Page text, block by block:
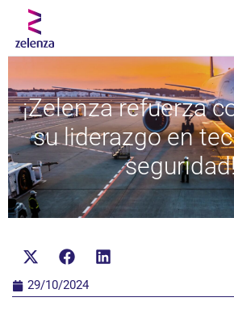
¡Zelenza refuerza
su liderazgo en
29/10/2024